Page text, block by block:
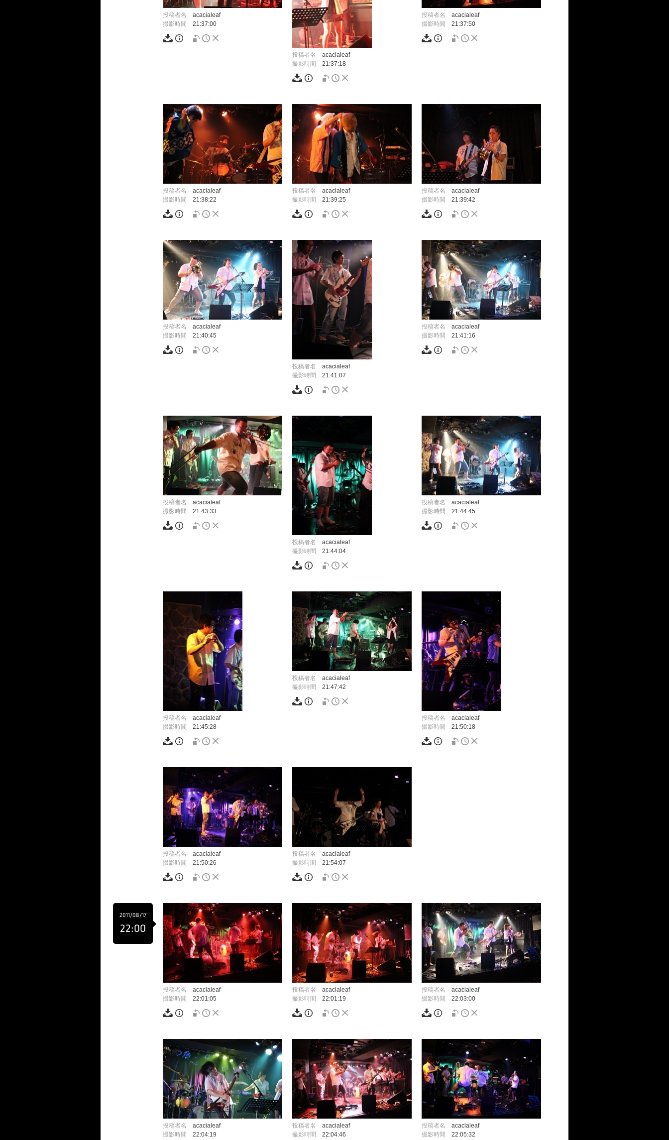
投稿者名
acacialeaf
撮影時間
21:37:00
投稿者名
acacialeaf
撮影時間
21:37:18
投稿者名
acacialeaf
撮影時間
21:37:50
投稿者名
acacialeaf
撮影時間
21:38:22
投稿者名
acacialeaf
撮影時間
21:39:25
投稿者名
acacialeaf
撮影時間
21:39:42
投稿者名
acacialeaf
撮影時間
21:40:45
投稿者名
acacialeaf
撮影時間
21:41:07
投稿者名
acacialeaf
撮影時間
21:41:16
投稿者名
acacialeaf
撮影時間
21:43:33
投稿者名
acacialeaf
撮影時間
21:44:04
投稿者名
acacialeaf
撮影時間
21:44:45
投稿者名
acacialeaf
撮影時間
21:45:28
投稿者名
acacialeaf
撮影時間
21:47:42
投稿者名
acacialeaf
撮影時間
21:50:18
投稿者名
acacialeaf
撮影時間
21:50:26
投稿者名
acacialeaf
撮影時間
21:54:07
2011/08/17
22:00
投稿者名
acacialeaf
撮影時間
22:01:05
投稿者名
acacialeaf
撮影時間
22:01:19
投稿者名
acacialeaf
撮影時間
22:03:00
投稿者名
acacialeaf
撮影時間
22:04:19
投稿者名
acacialeaf
撮影時間
22:04:46
投稿者名
acacialeaf
撮影時間
22:05:32